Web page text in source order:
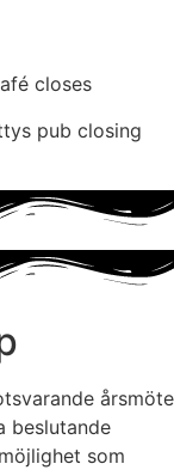
closes
pub closing
årsmöte
beslutande
som